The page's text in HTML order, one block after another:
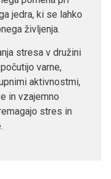
jedra, ki se lahko
življenja.
stresa v družini
varne,
aktivnostmi,
in vzajemno
stres in